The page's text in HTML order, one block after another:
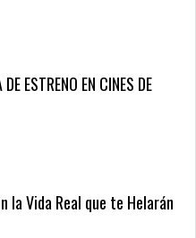
ESTRENO EN CINES DE
la Vida Real que te Helarán